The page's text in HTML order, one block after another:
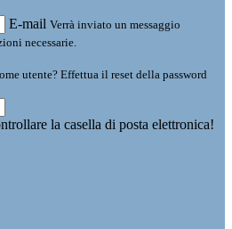
E-mail Verrà inviato un messaggio
necessarie.
utente? Effettua il reset della password
la casella di posta elettronica!